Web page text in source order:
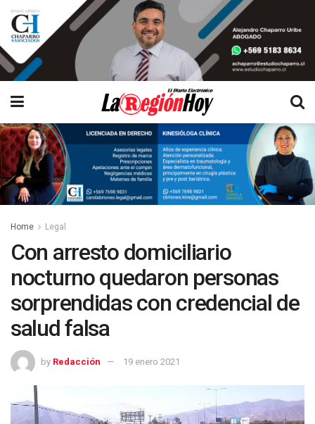
Home Legal
Con arresto domiciliario
nocturno quedaron personas
sorprendidas con credencial de
salud falsa
by Redacción 19 enero 2021